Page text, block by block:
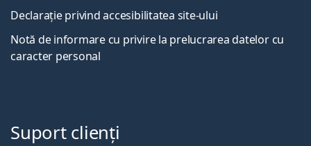
Declarație privind accesibilitatea site-ului
Notă de informare cu privire la prelucrarea datelor cu
caracter personal
Suport clienți